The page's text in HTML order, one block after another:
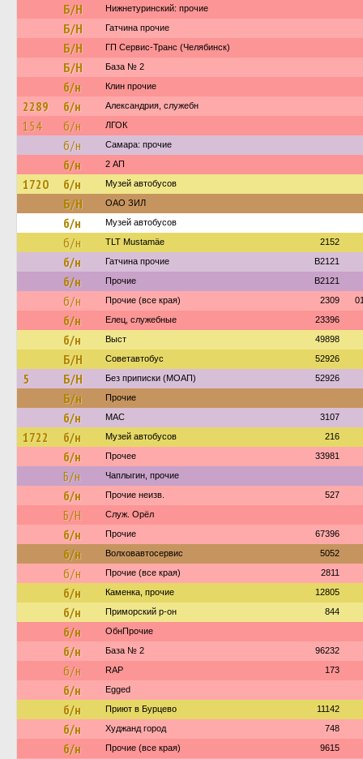
Б/Н Нижнетуринский: прочие
Б/Н Гатчина прочие
Б/Н ГП Сервис-Транс (Челябинск)
Б/Н База № 2
б/н Клин прочие
2289 б/н Александрия, служебн
154 б/н ЛГОК
б/н Самара: прочие
б/н 2 АП
1720 б/н Музей автобусов
Б/Н ОАО ЗИЛ
б/н Музей автобусов
б/н TLT Mustamäe 2152
б/н Гатчина прочие B2121
б/н Прочие B2121
б/н Прочие (все края) 2309
б/н Елец, служебные 23396
б/н Выст 49898
Б/Н Советавтобус 52926
5 Б/Н Без приписки (МОАП) 52926
Б/н Прочие
б/н МАС 3107
1722 б/н Музей автобусов 216
б/н Прочее 33981
Б/н Чаплыгин, прочие
б/н Прочие неизв. 527
Б/Н Служ. Орёл
б/н Прочие 67396
б/н Волховавтосервис 5052
б/н Прочие (все края) 2811
б/н Каменка, прочие 12805
б/н Приморский р-он 844
б/н ОбнПрочие
б/н База № 2 96232
б/н RAP 173
б/н Egged
б/н Приют в Бурцево 11142
б/н Худжанд город 748
б/н Прочие (все края) 9615